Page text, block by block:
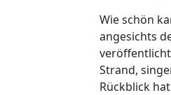
Wie schön
angesichts
Strand,
Rückblick